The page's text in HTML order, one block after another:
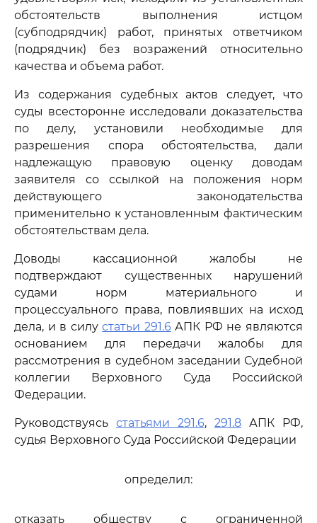
обстоятельств выполнения истцом
(субподрядчик) работ, принятых ответчиком
(подрядчик) без возражений относительно
качества и объема работ.
Из содержания судебных актов следует, что
суды всесторонне исследовали доказательства
по делу, установили необходимые для
разрешения спора обстоятельства, дали
надлежащую правовую оценку доводам
заявителя со ссылкой на положения норм
действующего законодательства
применительно к установленным фактическим
обстоятельствам дела.
Доводы кассационной жалобы не
подтверждают существенных нарушений
судами норм материального и
процессуального права, повлиявших на исход
дела, и в силустатьи 291.6АПК РФ не являются
основанием для передачи жалобы для
рассмотрения в судебном заседании Судебной
коллегии Верховного Суда Российской
Федерации.
Руководствуясь статьями 291.6, 291.8 АПК РФ,
судья Верховного Суда Российской Федерации
определил:
отказать обществу с ограниченной